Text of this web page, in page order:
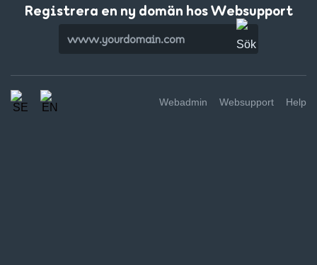
Registrera en ny domän hos Websupport
Webadmin Websupport Help